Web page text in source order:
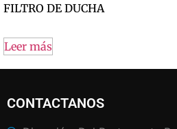
FILTRO DE DUCHA
Leer más
CONTACTANOS